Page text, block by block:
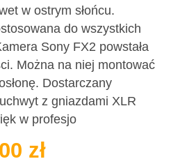
w ostrym słońcu.
do wszystkich
Sony FX2 powstała
Można na niej montować
Dostarczany
z gniazdami XLR
w profesjo
zł